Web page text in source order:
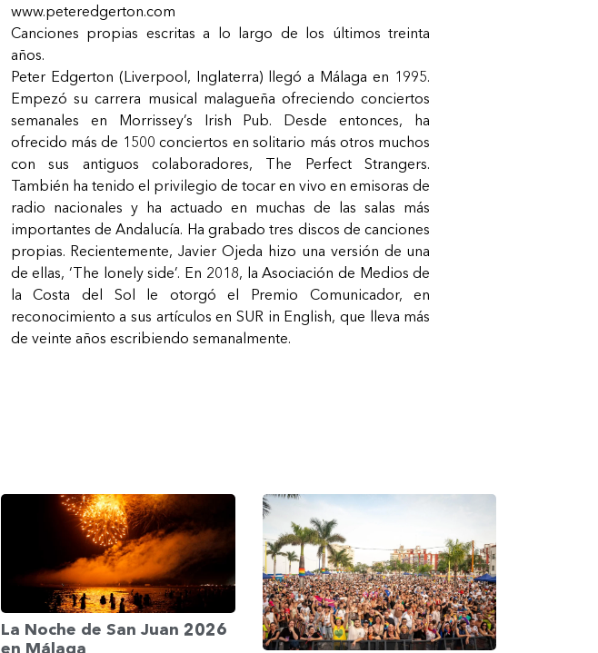
www.peteredgerton.com
Canciones propias escritas a lo largo de los últimos treinta
años.
Peter Edgerton (Liverpool, Inglaterra) llegó a Málaga en 1995.
Empezó su carrera musical malagueña ofreciendo conciertos
semanales en Morrissey’s Irish Pub. Desde entonces, ha
ofrecido más de 1500 conciertos en solitario más otros muchos
con sus antiguos colaboradores, The Perfect Strangers.
También ha tenido el privilegio de tocar en vivo en emisoras de
radio nacionales y ha actuado en muchas de las salas más
importantes de Andalucía. Ha grabado tres discos de canciones
propias. Recientemente, Javier Ojeda hizo una versión de una
de ellas, ‘The lonely side’. En 2018, la Asociación de Medios de
la Costa del Sol le otorgó el Premio Comunicador, en
reconocimiento a sus artículos en SUR in English, que lleva más
de veinte años escribiendo semanalmente.
La Noche de San Juan 2026
en Málaga